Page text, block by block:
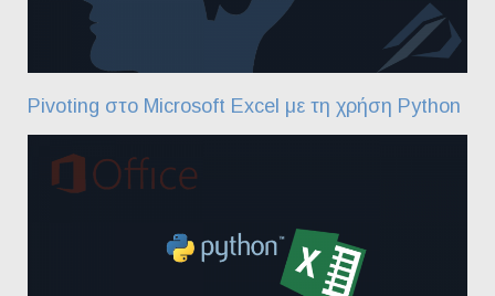
Pivoting στο Microsoft Excel με τη χρήση Python